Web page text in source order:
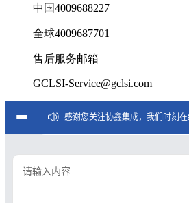
中国4009688227
全球4009687701
售后服务邮箱
GCLSI-Service@gclsi.com